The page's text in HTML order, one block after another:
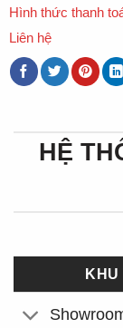
Hình thức thanh
Liên hệ
HỆ